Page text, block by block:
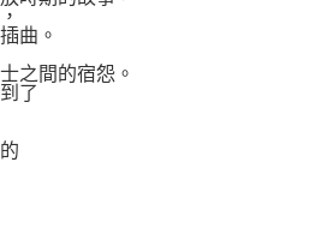
曲。
之間的宿怨。
了